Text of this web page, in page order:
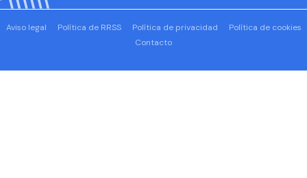
Aviso legal Política de RRSS Política de privacidad
Política de cookies
Contacto